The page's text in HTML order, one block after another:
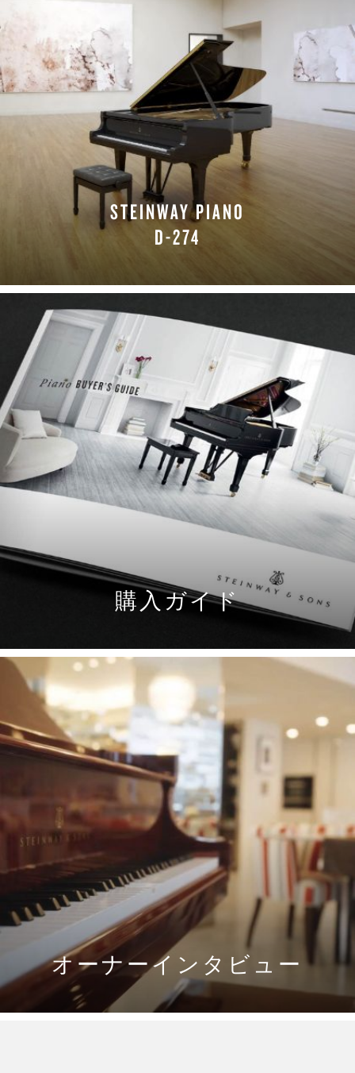
STEINWAY PIANO
D-274
購入ガイド
オーナーインタビュー
OTHER ARTICLES